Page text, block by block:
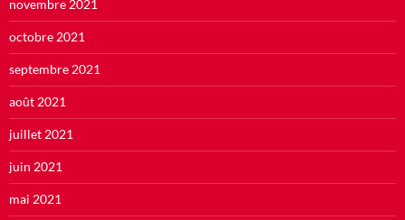
novembre 2021
octobre 2021
septembre 2021
août 2021
juillet 2021
juin 2021
mai 2021